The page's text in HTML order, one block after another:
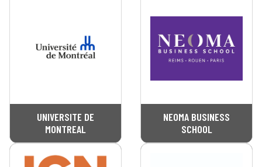
UNIVERSITE DE
MONTREAL
NEOMA BUSINESS
SCHOOL